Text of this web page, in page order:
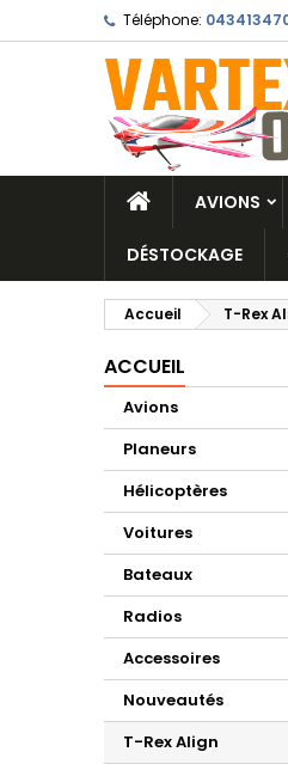
Téléphone:
AVIONS
DÉSTOCKAGE
Accueil T-Rex
ACCUEIL
Avions
Planeurs
Hélicoptères
Voitures
Bateaux
Radios
Accessoires
Nouveautés
T-Rex Align